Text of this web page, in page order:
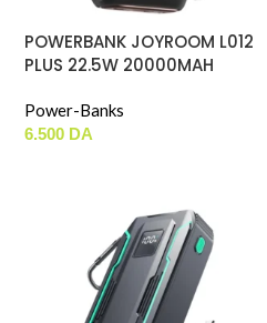
POWERBANK JOYROOM L012
PLUS 22.5W 20000MAH
Power-Banks
6.500 DA